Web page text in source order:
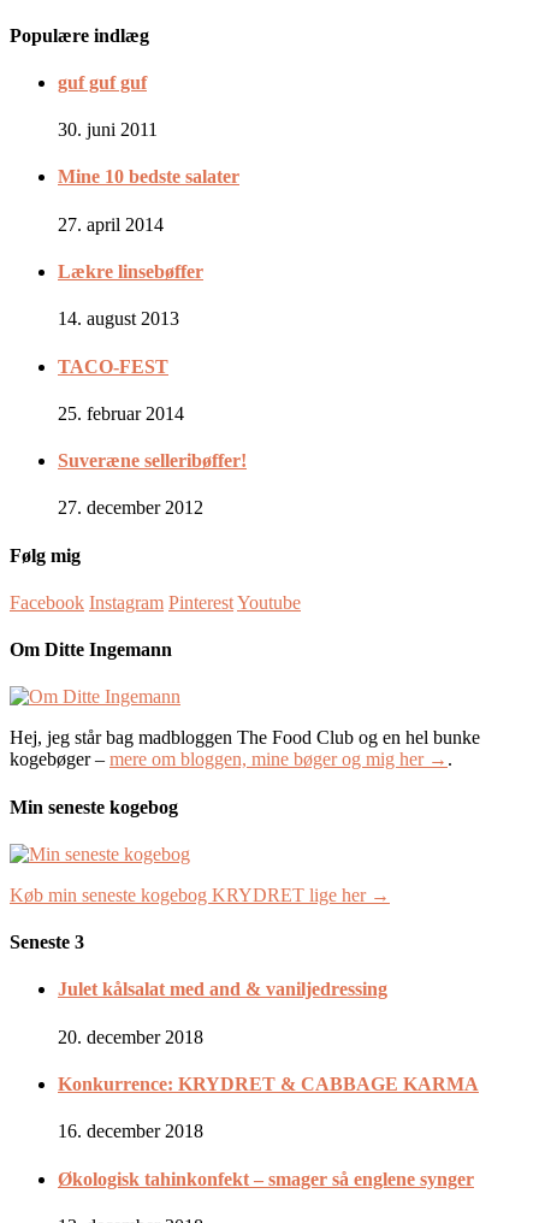
Populære indlæg
guf guf guf
30. juni 2011
Mine 10 bedste salater
27. april 2014
Lækre linsebøffer
14. august 2013
TACO-FEST
25. februar 2014
Suveræne selleribøffer!
27. december 2012
Følg mig
Facebook Instagram PinterestYoutube
Om Ditte Ingemann
Hej, jeg står bag madbloggen The Food Club og en hel bunke
kogebøger – mere om bloggen, mine bøger og mig her → .
Min seneste kogebog
Køb min seneste kogebog KRYDRET lige her →
Seneste 3
Julet kålsalat med and & vaniljedressing
20. december 2018
Konkurrence: KRYDRET & CABBAGE KARMA
16. december 2018
Økologisk tahinkonfekt – smager så englene synger